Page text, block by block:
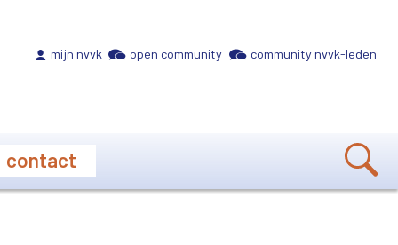
mijn nvvk open community community nvvk-leden
contact